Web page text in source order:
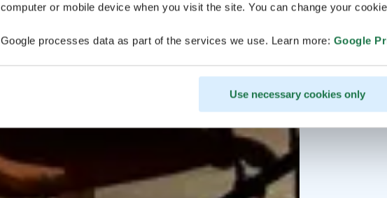
computer or mobile device when you visit the site. You can change your
Google processes data as part of the services we use. Learn more: Google
Use necessary cookies only